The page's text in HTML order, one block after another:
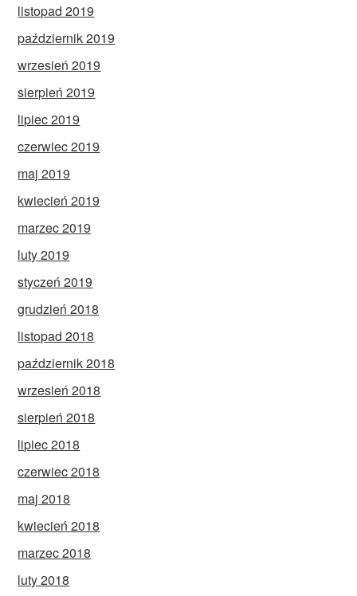
listopad 2019
październik 2019
wrzesień 2019
sierpień 2019
lipiec 2019
czerwiec 2019
maj 2019
kwiecień 2019
marzec 2019
luty 2019
styczeń 2019
grudzień 2018
listopad 2018
październik 2018
wrzesień 2018
sierpień 2018
lipiec 2018
czerwiec 2018
maj 2018
kwiecień 2018
marzec 2018
luty 2018